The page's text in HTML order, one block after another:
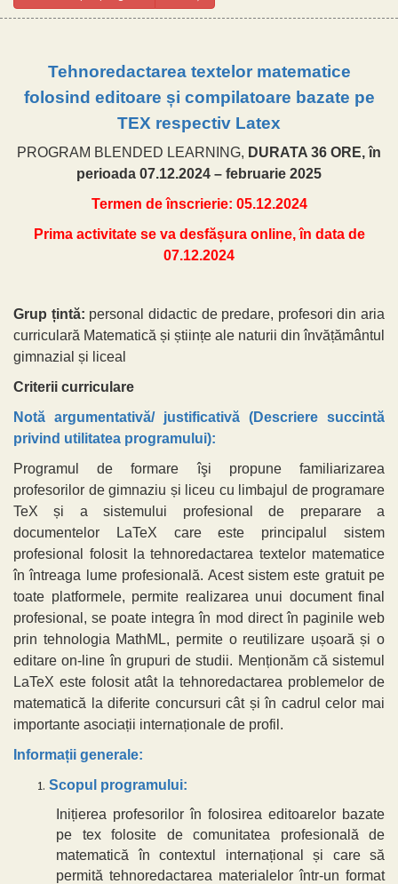
Tehnoredactarea textelor matematice
folosind editoare și compilatoare bazate pe
TEX respectiv Latex
PROGRAM BLENDED LEARNING, DURATA 36 ORE, în
perioada 07.12.2024 – februarie 2025
Termen de înscrierie: 05.12.2024
Prima activitate se va desfășura online, în data de
07.12.2024
Grup țintă: personal didactic de predare, profesori din aria
curriculară Matematică și științe ale naturii din învățământul
gimnazial și liceal
Criterii curriculare
Notă argumentativă/ justificativă (Descriere succintă
privind utilitatea programului):
Programul de formare îşi propune familiarizarea
profesorilor de gimnaziu și liceu cu limbajul de programare
TeX și a sistemului profesional de preparare a
documentelor LaTeX care este principalul sistem
profesional folosit la tehnoredactarea textelor matematice
în întreaga lume profesională. Acest sistem este gratuit pe
toate platformele, permite realizarea unui document final
profesional, se poate integra în mod direct în paginile web
prin tehnologia MathML, permite o reutilizare ușoară și o
editare on-line în grupuri de studii. Menționăm că sistemul
LaTeX este folosit atât la tehnoredactarea problemelor de
matematică la diferite concursuri cât și în cadrul celor mai
importante asociații internaționale de profil.
Informații generale:
Scopul programului:
Inițierea profesorilor în folosirea editoarelor bazate
pe tex folosite de comunitatea profesională de
matematică în contextul internațional și care să
permită tehnoredactarea materialelor într-un format